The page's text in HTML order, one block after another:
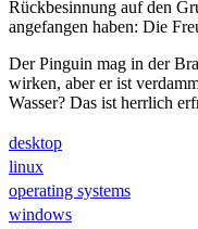
Rückbesinnung auf den
angefangen haben: Die
Der Pinguin mag in der
wirken, aber er ist
Wasser? Das ist herrlich
desktop
linux
operating systems
windows